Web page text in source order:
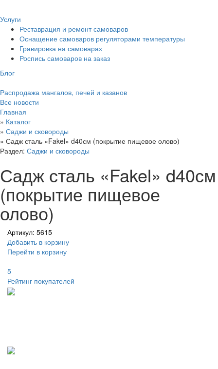
Услуги
Реставрация и ремонт самоваров
Оснащение самоваров регуляторами температуры
Гравировка на самоварах
Роспись самоваров на заказ
Блог
Распродажа мангалов, печей и казанов
Все новости
Главная
» Каталог
» Саджи и сковороды
» Садж сталь «Fakel» d40см (покрытие пищевое олово)
Раздел: Саджи и сковороды
Садж сталь «Fakel» d40см
(покрытие пищевое
олово)
Артикул: 5615
Добавить в корзину
Перейти в корзину
5
Рейтинг покупателей